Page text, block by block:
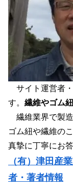
サイト運営者
す。 繊維やゴム
繊維業界で製造
ゴム紐や繊維の
真摯に丁寧にお
（有）津田産
者・著者情報